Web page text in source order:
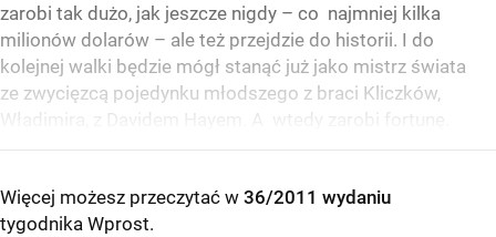
zarobi tak dużo, jak jeszcze nigdy – co najmniej kilka
milionów dolarów – ale też przejdzie do historii. I do
kolejnej walki będzie mógł stanąć już jako mistrz świata
ze zwycięzcą pojedynku młodszego z braci Kliczków,
Władimira, z Davidem Hayem. A wtedy zarobi fortunę.
Więcej możesz przeczytać w 36/2011 wydaniu
tygodnika Wprost.